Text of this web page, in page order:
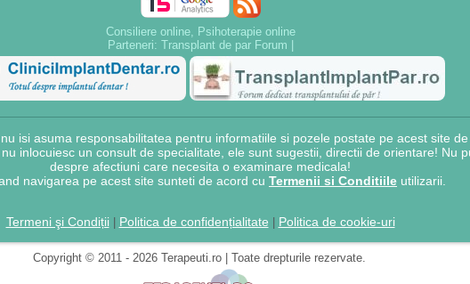
Consiliere online, Psihoterapie online
Parteneri: Transplant de par Forum
isi asuma responsabilitatea pentru informatiile si pozele postate pe acest site
inlocuiesc un consult de specialitate, ele sunt sugestii, directii de orientare! Nu
despre afectiuni care necesita o examinare medicala!
navigarea pe acest site sunteti de acord cu Termenii si Conditiile utilizarii.
Termeni şi Condiții| Politica de confidențialitate Politica de cookie-uri
Copyright © 2011 - 2026 Terapeuti.ro | Toate drepturile rezervate.